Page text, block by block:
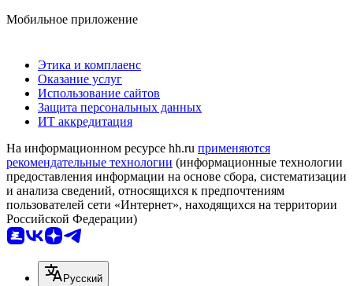
Мобильное приложение
Этика и комплаенс
Оказание услуг
Использование сайтов
Защита персональных данных
ИТ аккредитация
На информационном ресурсе hh.ru применяются
рекомендательные технологии (информационные технологии
предоставления информации на основе сбора, систематизации
и анализа сведений, относящихся к предпочтениям
пользователей сети «Интернет», находящихся на территории
Российской Федерации)
Русский